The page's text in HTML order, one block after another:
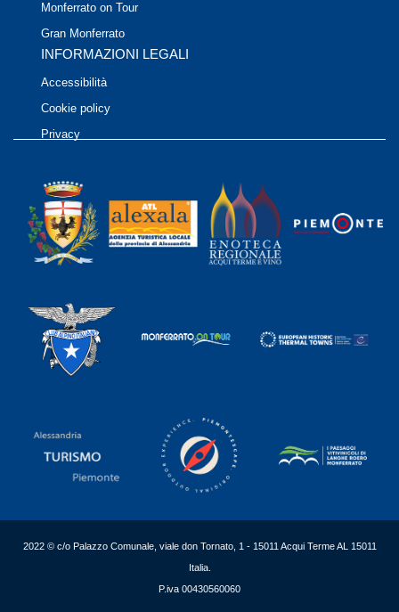
Monferrato on Tour
Gran Monferrato
INFORMAZIONI LEGALI
Accessibilità
Cookie policy
Privacy
2022 © c/o Palazzo Comunale, viale don Tornato, 1 - 15011 Acqui Terme AL 15011
Italia.
P.iva 00430560060